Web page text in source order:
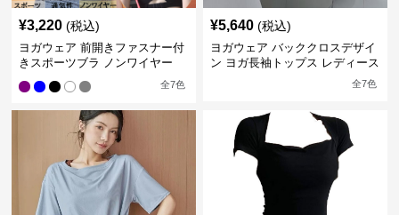
¥3,220 (税込)
ヨガウェア 前開きファスナー付
きスポーツブラ ノンワイヤー
全7色
¥5,640 (税込)
ヨガウェア バッククロスデザイ
ン ヨガ長袖トップス レディース
全7色